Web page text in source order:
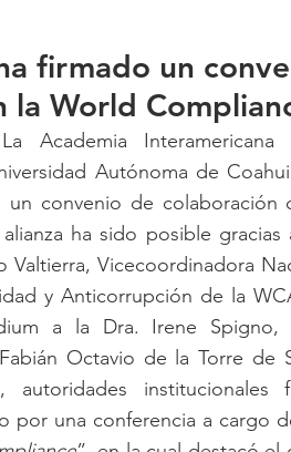
firmado un
la World
Academia
Autónoma de
convenio de colaboración
alianza ha sido posible
Valtierra, Vicecoordinadora
y Anticorrupción de la
a la Dra. Irene Spigno,
Octavio de la Torre de
autoridades institucionales
por una conferencia a cargo